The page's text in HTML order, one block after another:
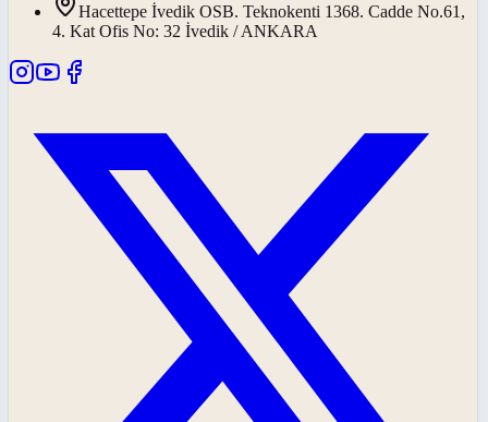
Hacettepe İvedik OSB. Teknokenti 1368. Cadde No.61,
4. Kat Ofis No: 32 İvedik / ANKARA